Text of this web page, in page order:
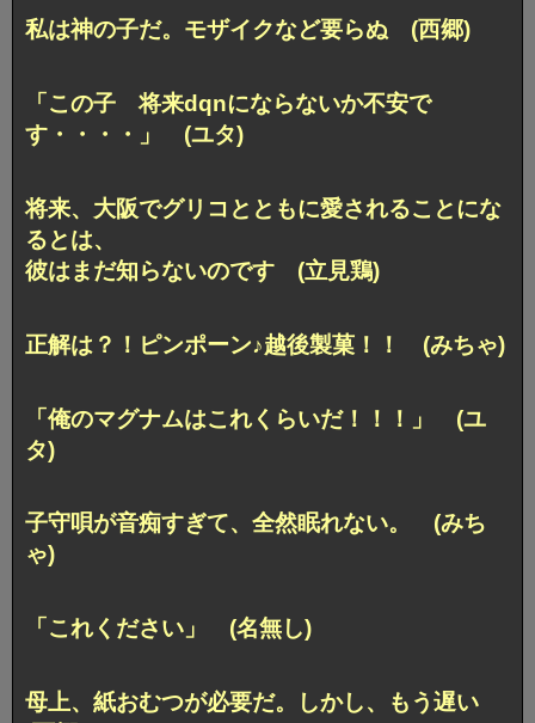
私は神の子だ。モザイクなど要らぬ (西郷)
「この子 将来dqnにならないか不安で
す・・・・」 (ユタ)
将来、大阪でグリコとともに愛されることにな
るとは、
彼はまだ知らないのです (立見鶏)
正解は？！ピンポーン♪越後製菓！！ (みちゃ)
「俺のマグナムはこれくらいだ！！！」 (ユ
タ)
子守唄が音痴すぎて、全然眠れない。 (みち
ゃ)
「これください」 (名無し)
母上、紙おむつが必要だ。しかし、もう遅い